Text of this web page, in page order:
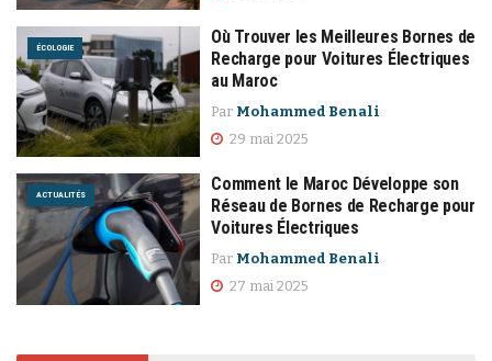
ÉCOLOGIE
Où Trouver les Meilleures Bornes de
Recharge pour Voitures Électriques
au Maroc
Par Mohammed Benali
29 mai 2025
ACTUALITÉS
Comment le Maroc Développe son
Réseau de Bornes de Recharge pour
Voitures Électriques
Par Mohammed Benali
27 mai 2025